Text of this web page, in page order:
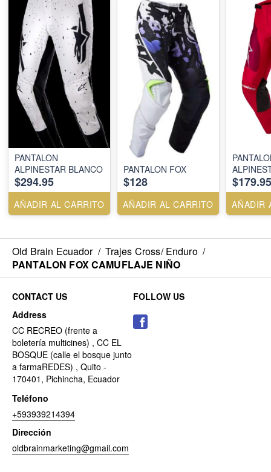
PANTALON
ALPINESTAR BLANCO
$294.95
AÑADIR AL CARRITO
PANTALON FOX
$128
AÑADIR AL CARRITO
$179.95
AÑADIR
Old Brain Ecuador / Trajes Cross/ Enduro /
PANTALON FOX CAMUFLAJE NIÑO
CONTACT US
Address
CC RECREO (frente a
boletería multicines) , CC EL
BOSQUE (calle el bosque junto
a farmaREDES) , Quito -
170401, Pichincha, Ecuador
Teléfono
+593939214394
Dirección
oldbrainmarketing@gmail.com
FOLLOW US